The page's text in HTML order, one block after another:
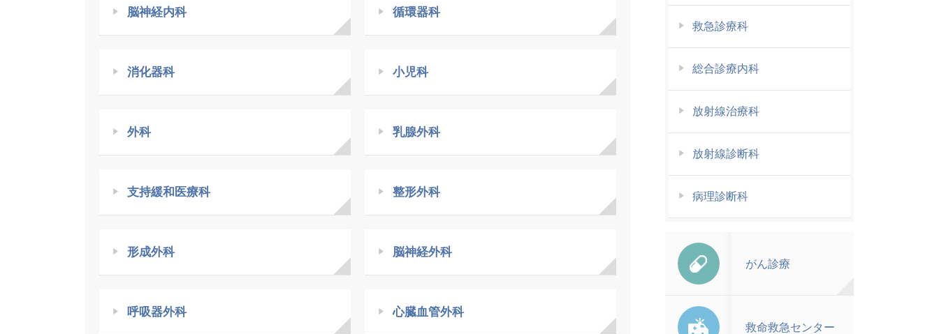
脳神経内科 循環器科
消化器科 小児科
外科 乳腺外科
支持緩和医療科 整形外科
形成外科 脳神経外科
呼吸器外科 心臓血管外科
救急診療科
総合診療内科
放射線治療科
放射線診断科
病理診断科
がん診療
救命救急センター